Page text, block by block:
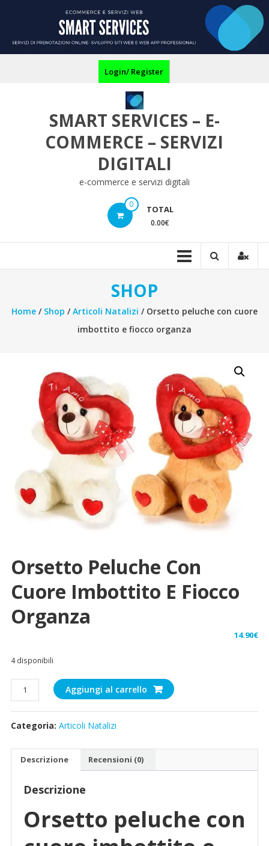
Login/ Register
SMART SERVICES – E-
COMMERCE – SERVIZI
DIGITALI
e-commerce e servizi digitali
0 TOTAL
0.00€
SHOP
Home/ Shop /Articoli Natalizi / Orsetto peluche con cuore
imbottito e fiocco organza
Orsetto Peluche Con
Cuore Imbottito E Fiocco
Organza
14.90€
4 disponibili
Orsetto
peluche
con
cuore
quantità
Aggiungi al carrello
Categoria: Articoli Natalizi
Descrizione Recensioni (0)
Descrizione
Orsetto peluche con